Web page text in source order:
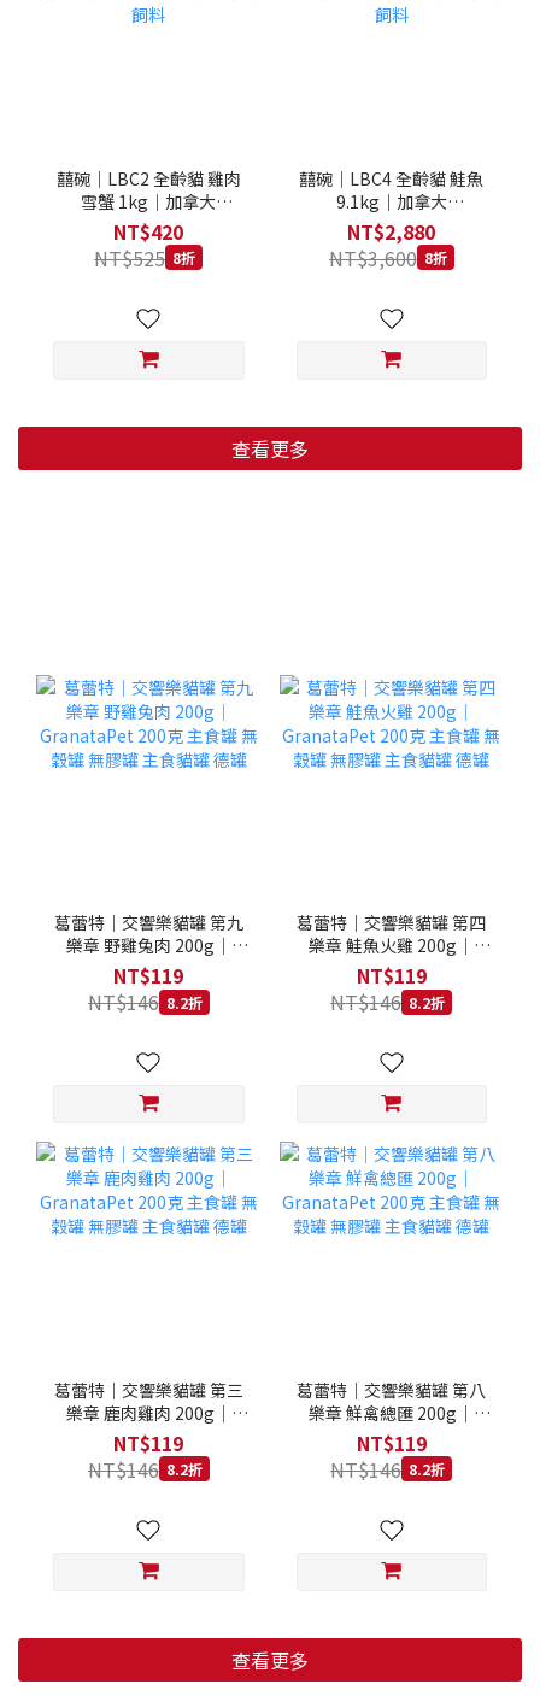
囍碗｜LBC2 全齡貓 雞肉
雪蟹 1kg｜加拿大
Loveabowl 天然無穀糧 1
公斤 成貓 無穀貓飼料
NT$420
NT$525 8折
囍碗｜LBC4 全齡貓 鮭魚
9.1kg｜加拿大
Loveabowl 天然無穀糧
9.1公斤 成貓 無穀貓飼料
NT$2,880
NT$3,600 8折
查看更多
葛蕾特｜交響樂貓罐 第九
樂章 野雞兔肉 200g｜
GranataPet 200克 主食罐
無穀罐 無膠罐 主食貓罐 德
罐
NT$119
NT$146 8.2折
葛蕾特｜交響樂貓罐 第四
樂章 鮭魚火雞 200g｜
GranataPet 200克 主食罐
無穀罐 無膠罐 主食貓罐 德
罐
NT$119
NT$146 8.2折
葛蕾特｜交響樂貓罐 第三
樂章 鹿肉雞肉 200g｜
GranataPet 200克 主食罐
無穀罐 無膠罐 主食貓罐 德
罐
NT$119
NT$146 8.2折
葛蕾特｜交響樂貓罐 第八
樂章 鮮禽總匯 200g｜
GranataPet 200克 主食罐
無穀罐 無膠罐 主食貓罐 德
罐
NT$119
NT$146 8.2折
查看更多